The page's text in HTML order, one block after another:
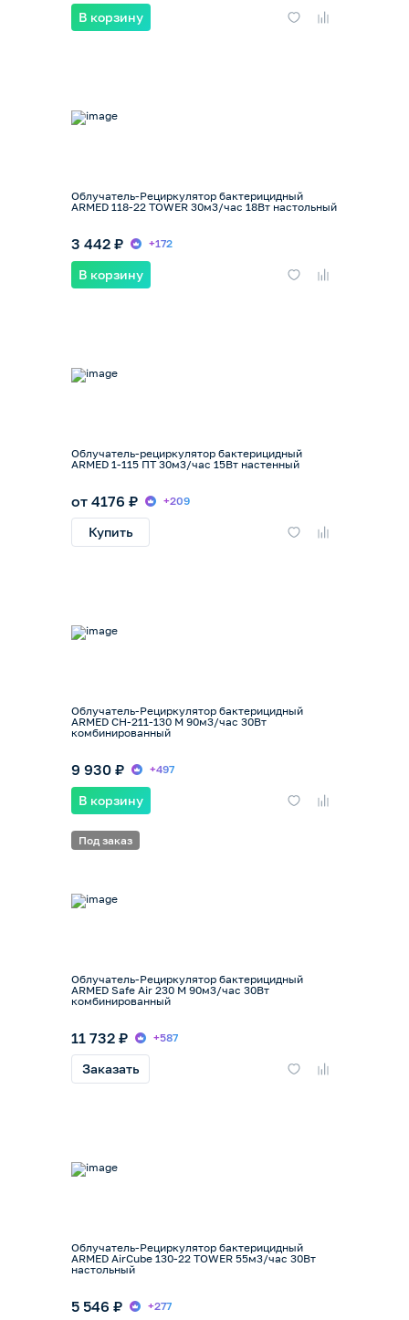
В корзину
Облучатель-Рециркулятор бактерицидный
ARMED 118-22 TOWER 30м3/час 18Вт настольный
3 442 ₽ +172
В корзину
Облучатель-рециркулятор бактерицидный
ARMED 1-115 ПТ 30м3/час 15Вт настенный
от 4176 ₽ +209
Купить
Облучатель-Рециркулятор бактерицидный
ARMED CH-211-130 М 90м3/час 30Вт
комбинированный
9 930 ₽ +497
В корзину
Под заказ
Облучатель-Рециркулятор бактерицидный
ARMED Safe Air 230 М 90м3/час 30Вт
комбинированный
11 732 ₽ +587
Заказать
Облучатель-Рециркулятор бактерицидный
ARMED AirCube 130-22 TOWER 55м3/час 30Вт
настольный
5 546 ₽ +277